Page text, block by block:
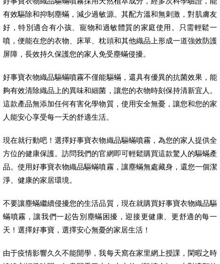
有效驅除和抑制塵蟎，減少過敏源。其配方溫和無刺激，對肌膚友
好，特別適合有小孩、寵物和過敏體質的家庭使用。只需輕鬆一
噴，便能在您的衣物、床單、枕頭和其他織品上形成一道強效防護
屏障，長效持久保護您的家人免受塵蟎侵擾。
好事寶衣物織品驅蟎噴霧不僅能驅蟎，還具有優異的抗菌效果，能
夠有效清除織品上的異味和細菌，讓您的衣物時刻保持清新宜人。
這款產品無添加任何有害化學物質，使用安全無憂，讓您和您的家
人能安心享受每一天的舒適生活。
現在就行動吧！選擇好事寶衣物織品驅蟎噴霧，為您的家人提供全
方位的健康保護。訪問我們的官網即可輕鬆購買這款驚人的驅蟎產
品。使用好事寶衣物織品驅蟎噴霧，讓塵蟎無處藏身，還您一個潔
淨、健康的家居環境。
不要讓塵蟎繼續侵擾您的生活品質，現在就購買好事寶衣物織品驅
蟎噴霧，讓我們一起告別塵蟎困擾，迎接更健康、更舒適的每一
天！選擇好事寶，選擇安心無憂的家居生活！
由于疫情影響久久不能開學，我每天窩在家里網上授課，閑暇之時